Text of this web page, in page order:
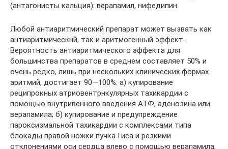
(антагонисты кальция): верапамил, нифедипин.
Любой антиаритмический препарат может вызвать как
антиаритмическнй, так и аритмогенный эффект.
Вероятность антиаритмического эффекта для
большинства препаратов в среднем составляет 50% и
очень редко, лишь при нескольких клинических формах
аритмий, достигает 90—100%: а) купирование
реципрокных атриовентрнкулярных тахикардии с
помощью внутривенного введения АТФ, аденозина или
верапамила; б) купирование и предупреждение
пароксизмальной тахикардии с комплексами типа
блокады правой ножки пучка Гиса и резкими
отклонениями оси сердца влево с помощью верапамила;